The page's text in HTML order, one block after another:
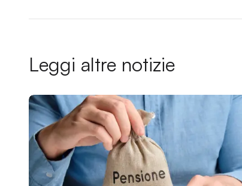
Leggi altre notizie